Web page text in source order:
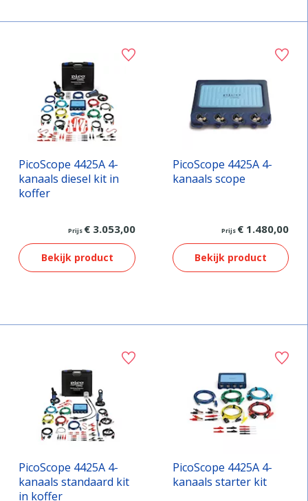
PicoScope 4425A 4-
kanaals diesel kit in
koffer
Prijs € 3.053,00
Bekijk product
PicoScope 4425A 4-
kanaals scope
Prijs € 1.480,00
Bekijk product
PicoScope 4425A 4-
kanaals standaard kit
in koffer
PicoScope 4425A 4-
kanaals starter kit